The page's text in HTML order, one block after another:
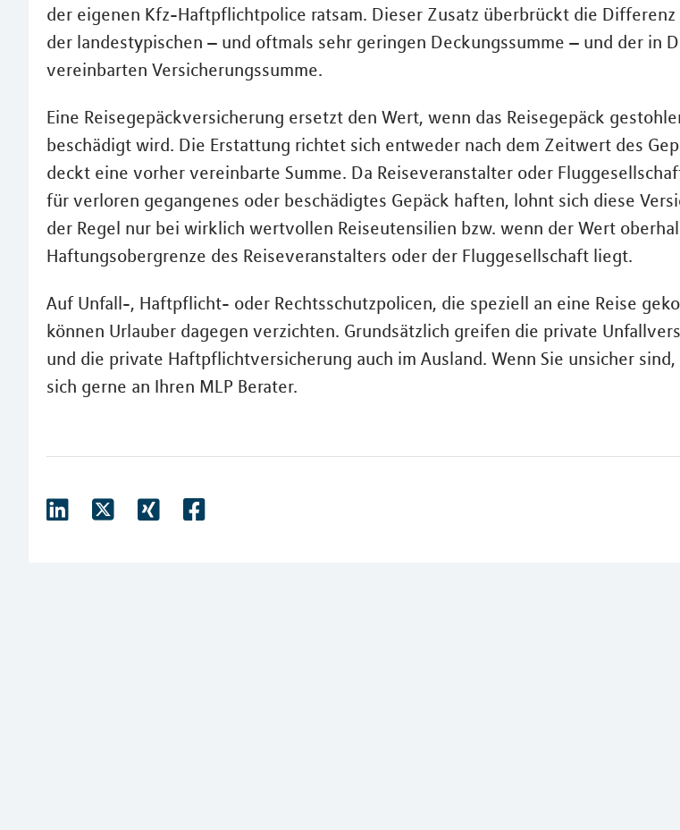
der eigenen Kfz-Haftpflichtpolice ratsam. Dieser Zusatz überbrückt die Differenz
der landestypischen – und oftmals sehr geringen Deckungssumme – und der in
vereinbarten Versicherungssumme.
Eine Reisegepäckversicherung ersetzt den Wert, wenn das Reisegepäck
beschädigt wird. Die Erstattung richtet sich entweder nach dem Zeitwert des
deckt eine vorher vereinbarte Summe. Da Reiseveranstalter oder
für verloren gegangenes oder beschädigtes Gepäck haften, lohnt sich diese
der Regel nur bei wirklich wertvollen Reiseutensilien bzw. wenn der Wert
Haftungsobergrenze des Reiseveranstalters oder der Fluggesellschaft liegt.
Auf Unfall-, Haftpflicht- oder Rechtsschutzpolicen, die speziell an eine Reise
können Urlauber dagegen verzichten. Grundsätzlich greifen die private
und die private Haftpflichtversicherung auch im Ausland. Wenn Sie unsicher sind,
sich gerne an Ihren MLP Berater.